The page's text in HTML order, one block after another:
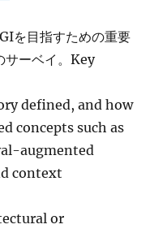
を目指すための重要
サーベイ。Key
defined, and how
concepts such as
augmented
context
or